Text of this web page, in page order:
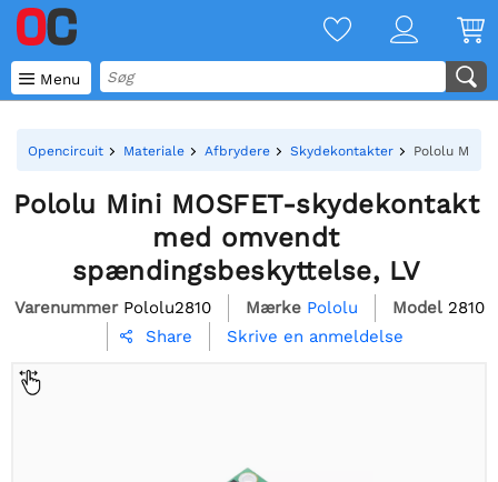
 Menu
Opencircuit Materiale Afbrydere Skydekontakter Pololu Mini
Pololu Mini MOSFET-skydekontakt
med omvendt
spændingsbeskyttelse, LV
Varenummer Pololu2810 Mærke Pololu Model 2810
 Share Skrive en anmeldelse